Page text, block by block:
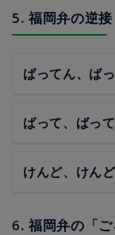
5. 福岡弁の逆
ばってん、ば
ばって、ばっ
けんど、けん
6. 福岡弁の「